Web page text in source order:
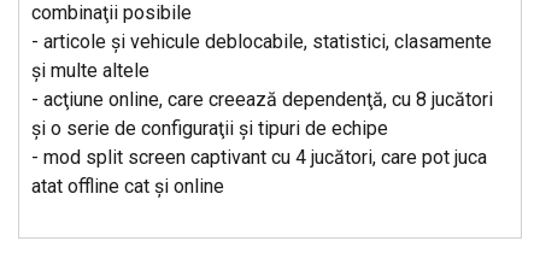
combinaţii posibile
- articole şi vehicule deblocabile, statistici, clasamente
şi multe altele
- acţiune online, care creează dependenţă, cu 8 jucători
şi o serie de configuraţii şi tipuri de echipe
- mod split screen captivant cu 4 jucători, care pot juca
atat offline cat şi online